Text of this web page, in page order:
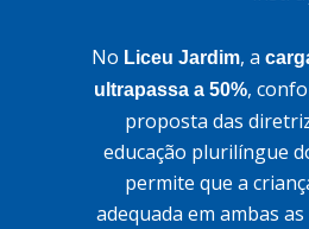
No Liceu Jardim, a
ultrapassa a 50%,
proposta das
educação plurilíngue
permite que a
adequada em ambas